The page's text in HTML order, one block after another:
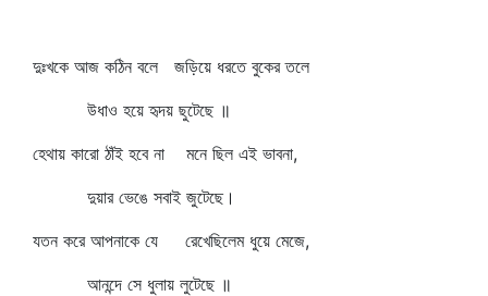
দুঃখকে আজ কঠিন বলে জড়িয়ে ধরতে বুকের তলে
উধাও হয়ে হৃদয় ছুটেছে ॥
হেথায় কারো ঠাঁই হবে না মনে ছিল এই ভাবনা,
দুয়ার ভেঙে সবাই জুটেছে।
যতন করে আপনাকে যে রেখেছিলেম ধুয়ে মেজে,
আনন্দে সে ধুলায় লুটেছে ॥